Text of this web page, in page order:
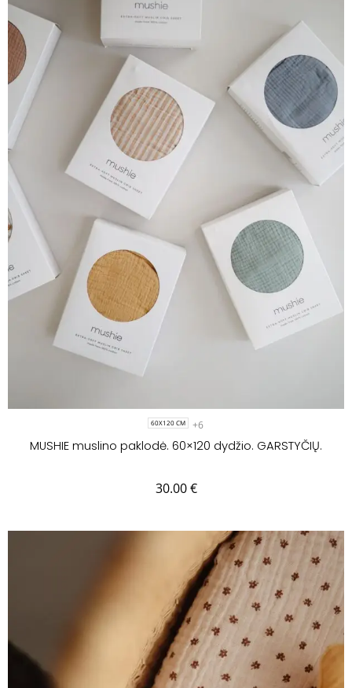
60X120 CM +6
MUSHIE muslino paklodė. 60×120 dydžio. GARSTYČIŲ.
30.00€